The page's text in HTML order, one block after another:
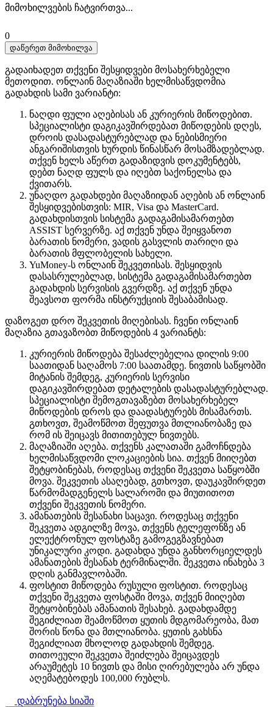
მიმოხილვების ჩატვირთვა...
0
დაწერეთ მიმოხილვა
გადაიხადეთ თქვენი შესყიდვები მოსახერხებელი
მეთოდით. ​​ონლაინ მაღაზიაში ხელმისაწვდომია
გადახდის სამი ვარიანტი:
ნაღდი ფული აღებისას ან კურიერის მიწოდებით.
სპეციალისტი დაგიკავშირდებათ მიწოდების დღეს,
დროის დასადასტურებლად და ნებისმიერი
ანგარიშისთვის ხურდის წინასწარ მოსამზადებლად.
თქვენ ხელს აწერთ გადაზიდვის დოკუმენტებს,
დებთ ნაღდ ფულს და იღებთ საქონელსა და
ქვითარს.
უნაღდო გადახდები მაღაზიიდან აღების ან ონლაინ
შესყიდვებისთვის: MIR, Visa და MasterCard.
გადახდისთვის სისტემა გადაგამისამართებთ
ASSIST სერვერზე. აქ თქვენ უნდა შეიყვანოთ
ბარათის ნომერი, ვადის გასვლის თარიღი და
ბარათის მფლობელის სახელი.
YuMoney-ს ონლაინ შეკვეთისას. შესყიდვის
დასასრულებლად, სისტემა გადაგამისამართებთ
გადახდის სერვისის გვერდზე. აქ თქვენ უნდა
შეავსოთ ფორმა ინსტრუქციის შესაბამისად.
დაზოგეთ დრო შეკვეთის მიღებისას. ჩვენი ონლაინ
მაღაზია გთავაზობთ მიწოდების 4 ვარიანტს:
კურიერის მიწოდება შესაძლებელია დილის 9:00
საათიდან საღამოს 7:00 საათამდე. ნივთის საწყობში
მიტანის შემდეგ, კურიერის სერვისი
დაგიკავშირდებათ დეტალების დასადასტურებლად.
სპეციალისტი შემოგთავაზებთ მოსახერხებელ
მიწოდების დროს და დაადასტურებს მისამართს.
გთხოვთ, შეამოწმოთ შეფუთვა მთლიანობაზე და
რომ ის შეიცავს მითითებულ ნივთებს.
მაღაზიაში აღება. თქვენს კალათაში გამოჩნდება
ხელმისაწვდომი ლოკაციების სია. თქვენ მიიღებთ
შეტყობინებას, როდესაც თქვენი შეკვეთა საწყობში
მოვა. შეკვეთის ასაღებად, გთხოვთ, დაუკავშირდეთ
წარმომადგენელს სალაროში და მიუთითოთ
თქვენი შეკვეთის ნომერი.
ამანათების შესანახი საცავი. როდესაც თქვენი
შეკვეთა ადგილზე მოვა, თქვენს ტელეფონზე ან
ელექტრონულ ფოსტაზე გამოგეგზავნებათ
უნიკალური კოდი. გადახდა უნდა განხორციელდეს
ამანათების შესანახ ტერმინალში. შეკვეთა ინახება 3
დღის განმავლობაში.
ფოსტით მიწოდება რუსული ფოსტით. როდესაც
თქვენი შეკვეთა ფოსტაში მოვა, თქვენ მიიღებთ
შეტყობინებას ამანათის შესახებ. გადახდამდე
შეგიძლიათ შეამოწმოთ ყუთის მდგომარეობა, მათ
შორის წონა და მთლიანობა. ყუთის გახსნა
შეგიძლიათ მხოლოდ გადახდის შემდეგ.
თითოეული შეკვეთა შეიძლება შეიცავდეს
არაუმეტეს 10 ნივთს და მისი ღირებულება არ უნდა
აღემატებოდეს 100,000 რუბლს.
დაბრუნება სიაში